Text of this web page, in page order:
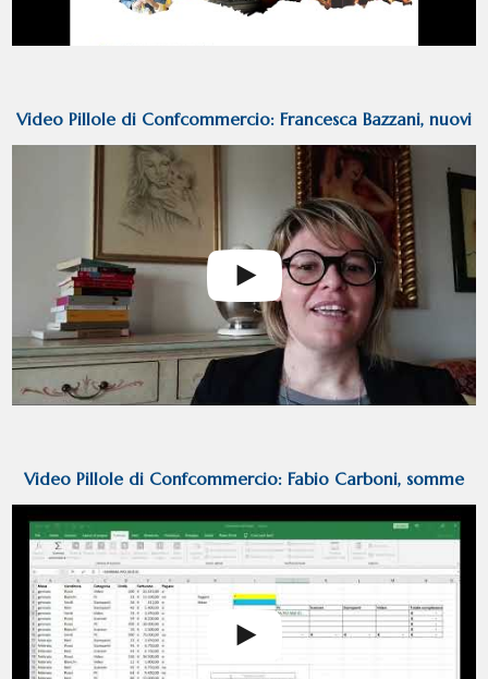
Video Pillole di Confcommercio: Francesca Bazzani, nuovi
regimi alimentari come opportunità business
Video Pillole di Confcommercio: Fabio Carboni, somme
condizionate e pivot in excel